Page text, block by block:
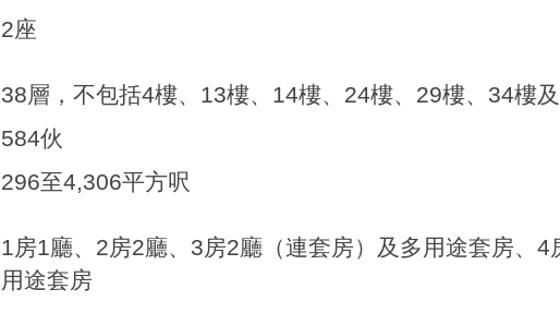
2座
38層，不包括4樓、13樓、14樓、24樓、29樓、34樓
584伙
296至4,306平方呎
1房1廳、2房2廳、3房2廳（連套房）及多用途套房、4
用途套房